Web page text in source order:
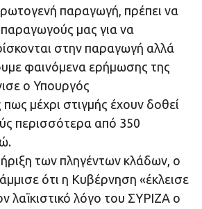
παραγωγή, πρέπει να
μας για να
στην παραγωγή αλλά
φαινόμενα ερήμωσης της
ο Υπουργός
μέχρι στιγμής έχουν δοθεί
περισσότερα από 350
των πληγέντων κλάδων, ο
ότι η Κυβέρνηση «έκλεισε
λαϊκιστικό λόγο του ΣΥΡΙΖΑ ο